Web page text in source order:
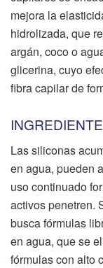
mejora la
hidrolizada, que
argán, coco o
glicerina, cuyo
fibra capilar de
Las siliconas
en agua, pueden
uso continuado
activos penetren.
busca fórmulas
en agua, que se
fórmulas con alto